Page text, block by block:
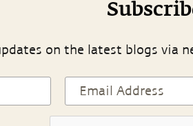
on the latest blogs via